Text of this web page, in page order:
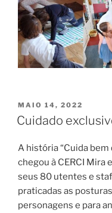
PUBLICADO
EM
MAIO 14, 2022
Cuidado
A história “Cuida
chegou à CERCI Mira
seus 80 utentes e
praticadas as
personagens e para